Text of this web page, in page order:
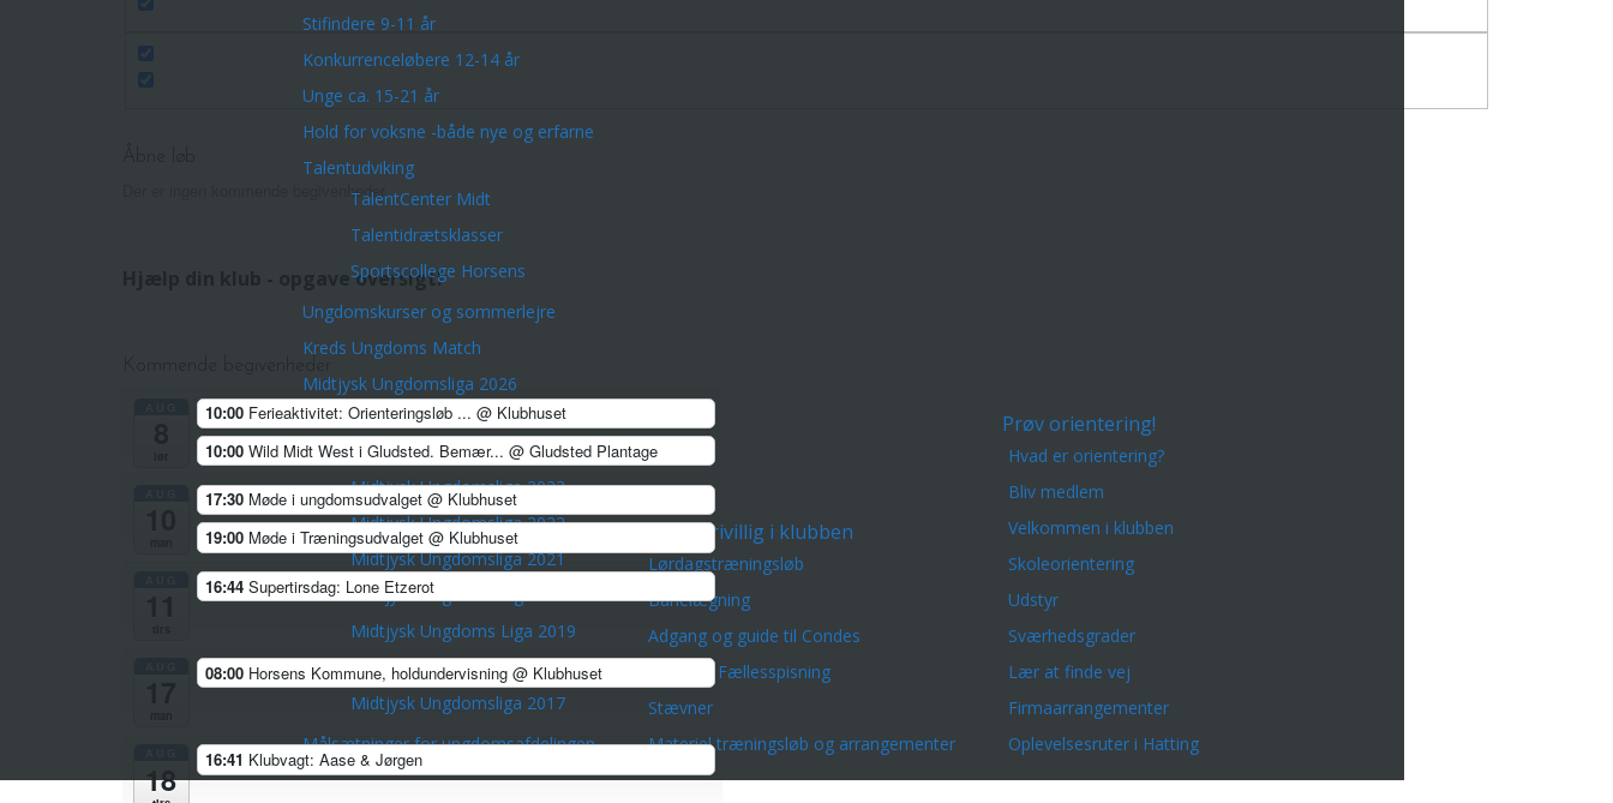
Stifindere 9-11 år
Konkurrenceløbere 12-14 år
Unge ca. 15-21 år
Hold for voksne -både nye og erfarne
Talentudviking
TalentCenter Midt
Talentidrætsklasser
Sportscollege Horsens
Ungdomskurser og sommerlejre
Kreds Ungdoms Match
Midtjysk Ungdomsliga 2026
Midtjysk Ungdomsliga 2025
Midtjysk Ungdomsliga 2024
Midtjysk Ungdomsliga 2023
Midtjysk Ungdomsliga 2022
Midtjysk Ungdomsliga 2021
Midtjysk Ungdoms Liga 2020
Midtjysk Ungdoms Liga 2019
Midtjysk Ungdomsliga 2018
Midtjysk Ungdomsliga 2017
Målsætninger for ungdomsafdelingen
Frivillig i klubben
Lørdagstræningsløb
Banelægning
Adgang og guide til Condes
Vært for Fællesspisning
Stævner
Materiel træningsløb og arrangementer
Prøv orientering!
Hvad er orientering?
Bliv medlem
Velkommen i klubben
Skoleorientering
Udstyr
Sværhedsgrader
Lær at finde vej
Firmaarrangementer
Oplevelsesruter i Hatting
Der er ingen kommende begivenheder.
Hjælp din klub - opgave oversigt!
10:00 Ferieaktivitet: Orienteringsløb ... @ Klubhuset
10:00 Wild Midt West i Gludsted. Bemær... @ Gludsted Plantage
17:30 Møde i ungdomsudvalget @ Klubhuset
19:00 Møde i Træningsudvalget @ Klubhuset
16:44 Supertirsdag: Lone Etzerot
08:00 Horsens Kommune, holdundervisning @ Klubhuset
18
16:41 Klubvagt: Aase & Jørgen